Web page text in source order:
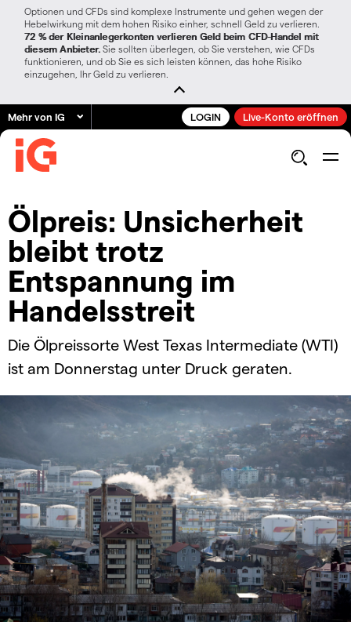
Optionen und CFDs sind komplexe Instrumente und gehen wegen der
Hebelwirkung mit dem hohen Risiko einher, schnell Geld zu verlieren.
72 % der Kleinanlegerkonten verlieren Geld beim CFD-Handel mit
diesem Anbieter. Sie sollten überlegen, ob Sie verstehen, wie CFDs
funktionieren, und ob Sie es sich leisten können, das hohe Risiko
einzugehen, Ihr Geld zu verlieren.
Mehr von IG LOGIN Live-Konto eröffnen
Ölpreis: Unsicherheit
bleibt trotz
Entspannung im
Handelsstreit
Die Ölpreissorte West Texas Intermediate (WTI)
ist am Donnerstag unter Druck geraten.